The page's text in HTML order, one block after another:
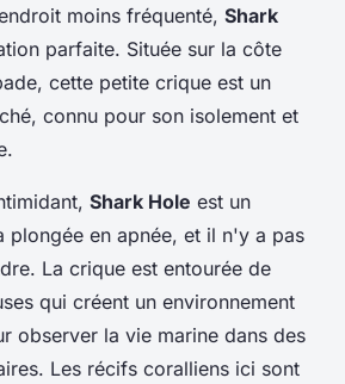
moins fréquenté, Shark
parfaite. Située sur la côte
cette petite crique est un
connu pour son isolement et
Shark Hole est un
plongée en apnée, et il n'y a pas
La crique est entourée de
qui créent un environnement
observer la vie marine dans des
Les récifs coralliens ici sont